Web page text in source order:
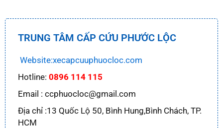
TRUNG TÂM CẤP CỨU PHƯỚC LỘC
Website:xecapcuuphuocloc.com
Hotline: 0896 114 115
Email : ccphuocloc@gmail.com
Địa chỉ :13 Quốc Lộ 50, Bình Hung,Bình Chách, TP.
HCM